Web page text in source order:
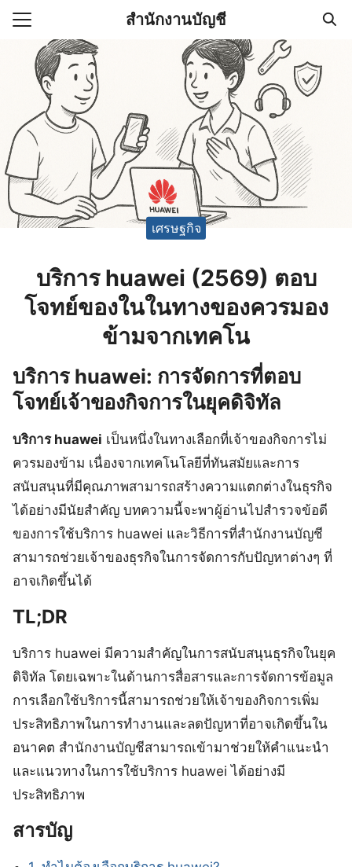
Skip
content
สำนักงานบัญชี
(ไม่มีชื่อ)
านบัญชี (Accounting
ช่วยสำคัญในการบริหาร
Search
เศรษฐกิจ
บริการ huawei (2569) ตอบ
โจทย์ของในในทางของควรมอง
ข้ามจากเทคโน
บริการ huawei: การจัดการที่ตอบ
โจทย์เจ้าของกิจการในยุคดิจิทัล
บริการ huawei เป็นหนึ่งในทางเลือกที่เจ้าของกิจการไม่
ควรมองข้าม เนื่องจากเทคโนโลยีที่ทันสมัยและการ
สนับสนุนที่มีคุณภาพสามารถสร้างความแตกต่างในธุรกิจ
ได้อย่างมีนัยสำคัญ บทความนี้จะพาผู้อ่านไปสำรวจข้อดี
ของการใช้บริการ huawei และวิธีการที่สำนักงานบัญชี
สามารถช่วยเจ้าของธุรกิจในการจัดการกับปัญหาต่างๆ ที่
อาจเกิดขึ้นได้
TL;DR
บริการ huawei มีความสำคัญในการสนับสนุนธุรกิจในยุค
ดิจิทัล โดยเฉพาะในด้านการสื่อสารและการจัดการข้อมูล
การเลือกใช้บริการนี้สามารถช่วยให้เจ้าของกิจการเพิ่ม
ประสิทธิภาพในการทำงานและลดปัญหาที่อาจเกิดขึ้นใน
อนาคต สำนักงานบัญชีสามารถเข้ามาช่วยให้คำแนะนำ
และแนวทางในการใช้บริการ huawei ได้อย่างมี
ประสิทธิภาพ
สารบัญ